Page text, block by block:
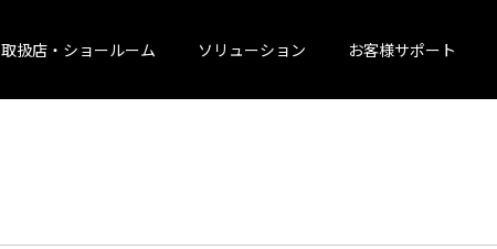
取扱店・ショールーム ソリューション お客様サポート